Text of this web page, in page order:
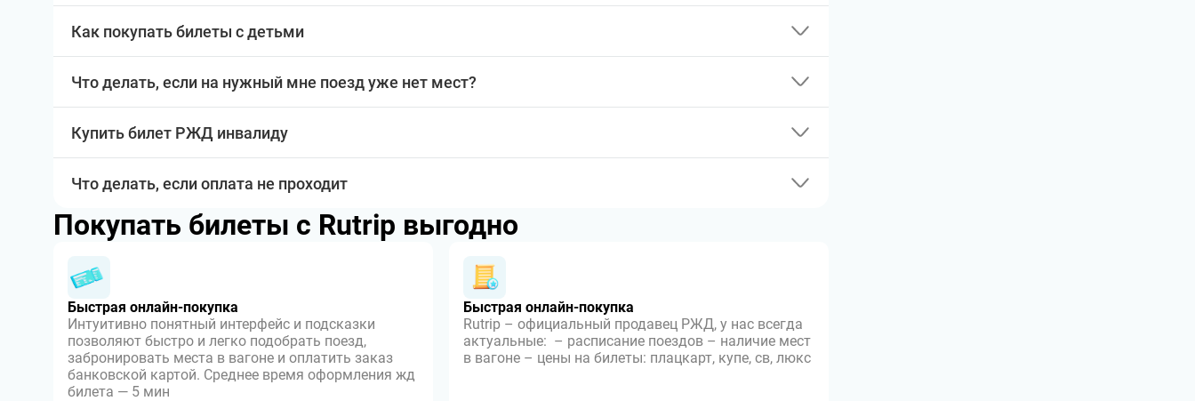
Как покупать билеты с детьми
Что делать, если на нужный мне поезд уже нет мест?
Купить билет РЖД инвалиду
Что делать, если оплата не проходит
Покупать билеты с Rutrip выгодно
Быстрая онлайн-покупка
Интуитивно понятный интерфейс и подсказки
позволяют быстро и легко подобрать поезд,
забронировать места в вагоне и оплатить заказ
банковской картой. Среднее время оформления жд
билета — 5 мин
Быстрая онлайн-покупка
Rutrip – официальный продавец РЖД, у нас всегда
актуальные: – расписание поездов – наличие мест
в вагоне – цены на билеты: плацкарт, купе, св, люкс